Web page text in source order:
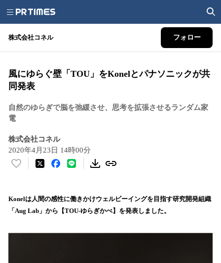
株式会社コネル フォロー
風にゆらぐ壁「TOU」をKonelとパナソニックが共
同発表
自然のゆらぎで脳を弛緩させ、思考を拡張させるランダム家
電
株式会社コネル
2020年4月23日 14時00分
い
！
数
Konelは人間の感性に働きかけウェルビーイングを目指す研究開発組織
「Aug Lab」から【TOU-ゆらぎかべ】を発表しました。